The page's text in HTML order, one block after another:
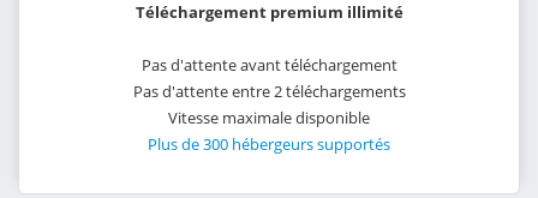
Téléchargement premium illimité
Pas d'attente avant téléchargement
Pas d'attente entre 2 téléchargements
Vitesse maximale disponible
Plus de 300 hébergeurs supportés